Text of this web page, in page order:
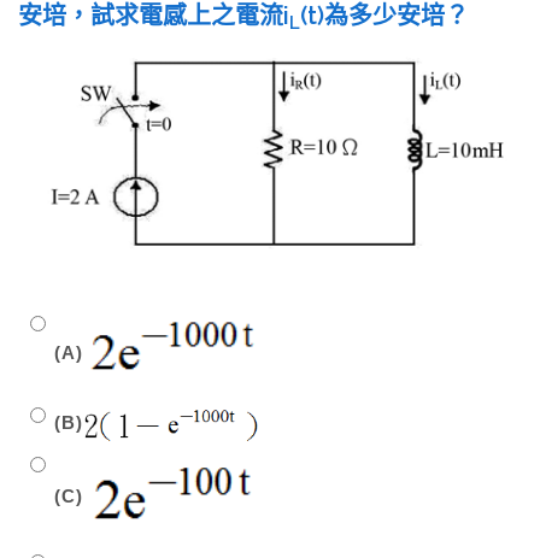
安培，試求電感上之電流iL(t)為多少安培？
(A)
(B)
(C)